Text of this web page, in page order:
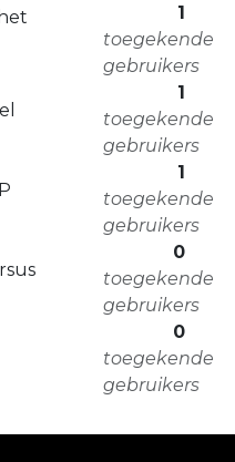
1
toegekende
gebruikers
1
toegekende
gebruikers
1
toegekende
gebruikers
0
toegekende
gebruikers
0
toegekende
gebruikers